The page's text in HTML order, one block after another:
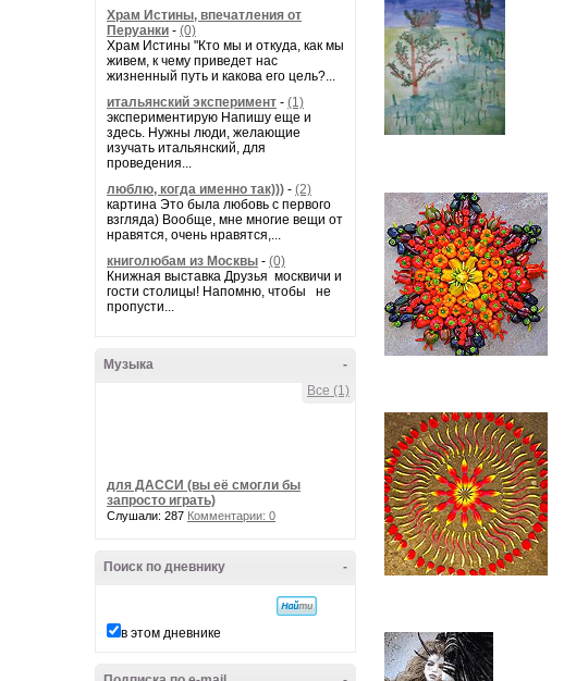
Храм Истины, впечатления от
Перуанки - (0)
Храм Истины "Кто мы и откуда, как мы
живем, к чему приведет нас
жизненный путь и какова его цель?...
итальянский эксперимент - (1)
экспериментирую Напишу еще и
здесь. Нужны люди, желающие
изучать итальянский, для
проведения...
люблю, когда именно так))) - (2)
картина Это была любовь с первого
взгляда) Вообще, мне многие вещи от
нравятся, очень нравятся,...
книголюбам из Москвы - (0)
Книжная выставка Друзья москвичи и
гости столицы! Напомню, чтобы не
пропусти...
-
Музыка
Все (1)
для ДАССИ (вы её смогли бы
запросто играть)
Слушали: 287 Комментарии: 0
-
Поиск по дневнику
в этом дневнике